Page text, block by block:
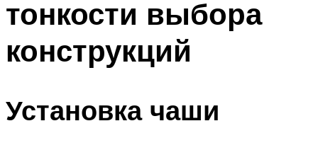
тонкости выбора
конструкций
Установка чаши